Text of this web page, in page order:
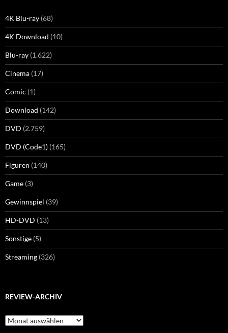
4K Blu-ray (68)
4K Download (10)
Blu-ray (1.622)
Cinema (17)
Comic (1)
Download (142)
DVD (2.759)
DVD (Code1) (165)
Figuren (140)
Game (3)
Gewinnspiel (39)
HD-DVD (13)
Sonstige (5)
Streaming (326)
REVIEW-ARCHIV
Review-
Archiv